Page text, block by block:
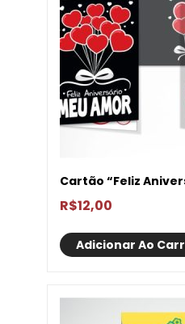
Cartão “Feliz
R$12,00
Adicionar Ao